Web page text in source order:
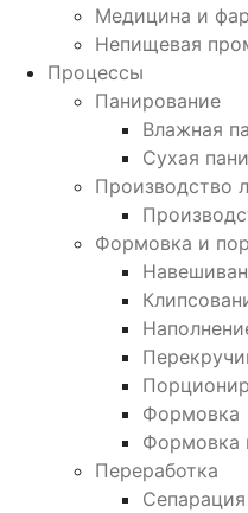
Медицина и
Непищевая
Процессы
Панирование
Влажная
Сухая
Производство
Формовка и
Формовка
Формовка
Переработка
Сепарация